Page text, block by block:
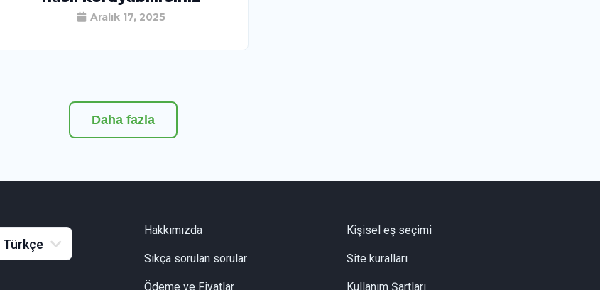
Aralık 17, 2025
Daha fazla
Türkçe
Indonesia
Hakkımızda
Sıkça sorulan sorular
Ödeme ve Fiyatlar
Kişisel eş seçimi
Site kuralları
Kullanım Şartları